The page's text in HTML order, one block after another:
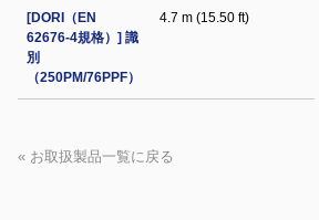
[DORI（EN
62676-4規格）] 識
別
（250PM/76PPF）
4.7 m (15.50 ft)
« お取扱製品一覧に戻る